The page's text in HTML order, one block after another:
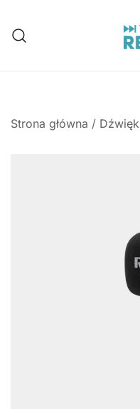
treści
Strona główna / Dźwięk